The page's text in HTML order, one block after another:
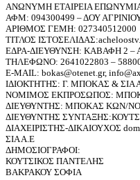
ΑΝΩΝΥΜΗ ΕΤΑΙΡΕΙΑ
ΑΦΜ: 094300499 – ΔΟΥ
ΑΡΙΘΜΟΣ ΓΕΜΗ: 027340512000
ΤΙΤΛΟΣ
ΕΔΡΑ-ΔΙΕΥΘΥΝΣΗ: ΚΑΒΑΦΗ 2 –
ΤΗΛΕΦΩΝΟ: 2641022803 –
E-MAIL: bokas@otenet.gr,
ΙΔΙΟΚΤΗΤΗΣ: Γ. ΜΠΟΚΑΣ & ΣΙΑ
ΝΟΜΙΜΟΣ ΕΚΠΡΟΣΩΠΟΣ:
ΔΙΕΥΘΥΝΤΗΣ: ΜΠΟΚΑΣ ΚΩΝ/
ΔΙΕΥΘΥΝΤΗΣ
ΔΙΑΧΕΙΡΙΣΤΗΣ-ΔΙΚΑΙΟΥΧΟΣ
ΣΙΑ Α.Ε
ΔΗΜΟΣΙΟΓΡΑΦΟΙ:
ΚΟΥΤΣΙΚΟΣ ΠΑΝΤΕΛΗΣ
ΒΑΚΡΑΚΟΥ ΣΟΦΙΑ